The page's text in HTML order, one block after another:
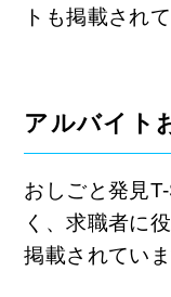
トも掲載され
アルバイト
おしごと発見
く、求職者に
掲載されていま